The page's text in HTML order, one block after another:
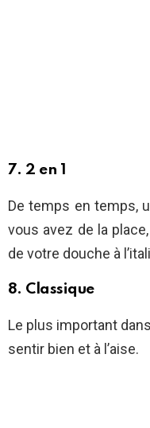
7. 2 en 1
De temps en temps,
vous avez de la
de votre douche à
8. Classique
Le plus important
sentir bien et à l’aise.